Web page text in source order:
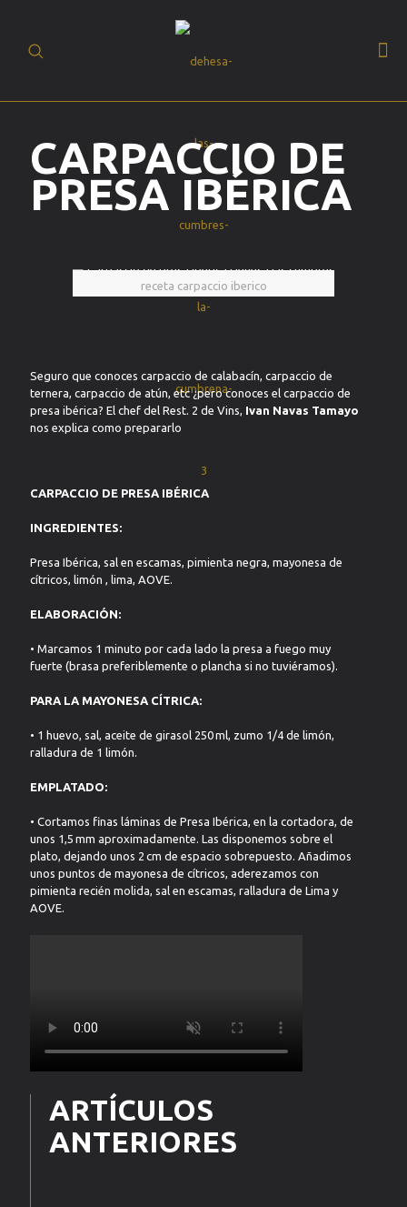
(+34) 93 630 19
CARPACCIO DE
PRESA IBÉRICA
receta carpaccio iberico
Seguro que conoces carpaccio de calabacín, carpaccio de
ternera, carpaccio de atún, etc ¿pero conoces el carpaccio de
presa ibérica? El chef del Rest. 2 de Vins, Ivan Navas Tamayo
nos explica como prepararlo
CARPACCIO DE PRESA IBÉRICA
INGREDIENTES:
Presa Ibérica, sal en escamas, pimienta negra, mayonesa de
cítricos, limón , lima, AOVE.
ELABORACIÓN:
• Marcamos 1 minuto por cada lado la presa a fuego muy
fuerte (brasa preferiblemente o plancha si no tuviéramos).
PARA LA MAYONESA CÍTRICA:
• 1 huevo, sal, aceite de girasol 250 ml, zumo 1/4 de limón,
ralladura de 1 limón.
EMPLATADO:
• Cortamos finas láminas de Presa Ibérica, en la cortadora, de
unos 1,5 mm aproximadamente. Las disponemos sobre el
plato, dejando unos 2 cm de espacio sobrepuesto. Añadimos
unos puntos de mayonesa de cítricos, aderezamos con
pimienta recién molida, sal en escamas, ralladura de Lima y
AOVE.
ARTÍCULOS
ANTERIORES